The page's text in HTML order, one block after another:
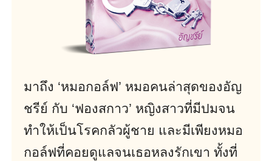
มาถึง ‘หมอกอล์ฟ’ หมอคนล่าสุดของอัญ
ชรีย์ กับ ‘ฟองสกาว’ หญิงสาวที่มีปมจน
ทำให้เป็นโรคกลัวผู้ชาย และมีเพียงหมอ
กอล์ฟที่คอยดูแลจนเธอหลงรักเขา ทั้งที่